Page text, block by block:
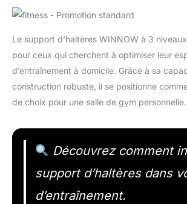
Le support d’haltères WINNOW à 3
pour ceux qui cherchent à optimiser leur
d’entraînement à domicile. Grâce à sa
construction robuste, il se positionne
de choix pour une salle de gym personnelle.
Découvrez comment
support d’haltères dans
d’entraînement.